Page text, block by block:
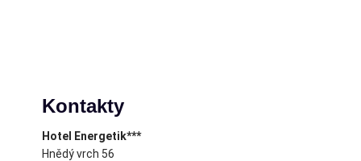
Kontakty
Hotel Energetik***
Hnědý vrch 56